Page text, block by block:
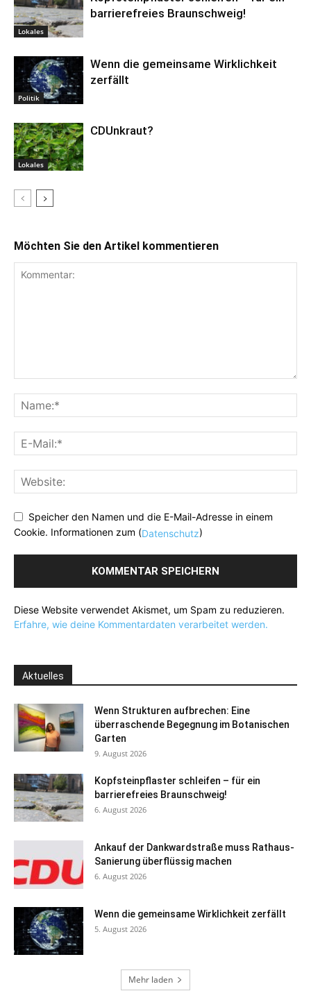
Lokales
barrierefreies Braunschweig!
Politik
Wenn die gemeinsame Wirklichkeit
zerfällt
Lokales
CDUnkraut?
Möchten Sie den Artikel kommentieren
Speicher den Namen und die E-Mail-Adresse in einem
Cookie. Informationen zum (Datenschutz)
Diese Website verwendet Akismet, um Spam zu reduzieren.
Erfahre, wie deine Kommentardaten verarbeitet werden.
Aktuelles
Wenn Strukturen aufbrechen: Eine
überraschende Begegnung im Botanischen
Garten
9. August 2026
Kopfsteinpflaster schleifen – für ein
barrierefreies Braunschweig!
6. August 2026
Ankauf der Dankwardstraße muss Rathaus-
Sanierung überflüssig machen
6. August 2026
Wenn die gemeinsame Wirklichkeit zerfällt
5. August 2026
Mehr laden